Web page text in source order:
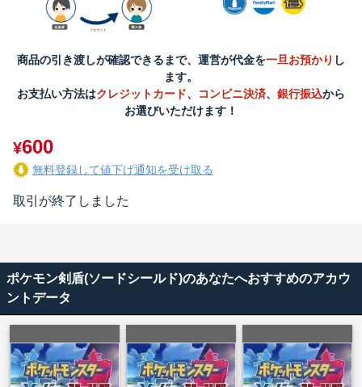
商品の引き渡しが確認できるまで、運営が代金を一旦お預かり し
ます。
お支払い方法はクレジットカード、 コンビニ決済、 銀行振込から
お選びいただけます！
¥600
無料登録して値下げ通知を受け取る
取引が終了しました
ポケモン剣盾(ソードシールド)のあなたへおすすめのアカウ
ントデータ